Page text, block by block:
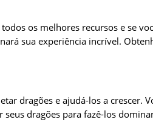
os melhores recursos e se
sua experiência incrível.
dragões e ajudá-los a crescer.
dragões para fazê-los